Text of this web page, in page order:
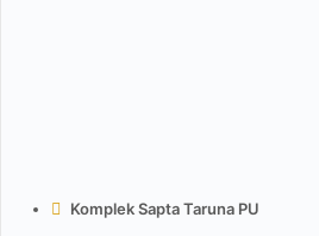
Komplek Sapta Taruna PU